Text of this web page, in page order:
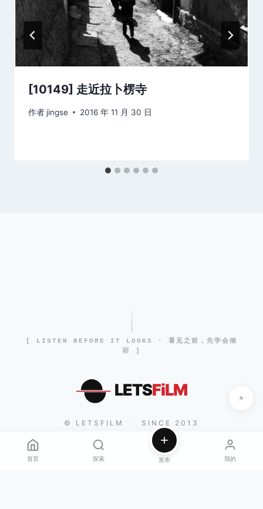
[10149] 走近拉卜楞寺
作者 jingse 2016 年 11 月 30 日
[ LISTEN BEFORE IT LOOKS · 看见之前，先学会倾
听 ]
LETSFiLM
© LETSFILM SINCE 2013
首页 探索 发布 我的